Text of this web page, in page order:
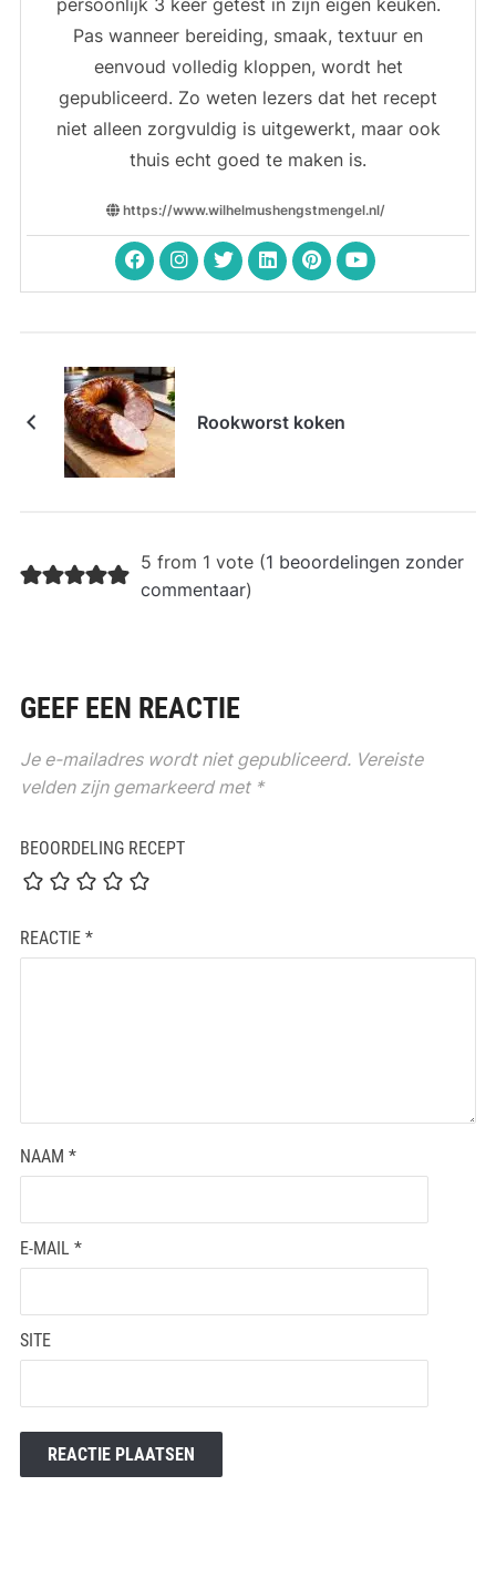
Pas wanneer bereiding, smaak, textuur en
eenvoud volledig kloppen, wordt het
gepubliceerd. Zo weten lezers dat het recept
niet alleen zorgvuldig is uitgewerkt, maar ook
thuis echt goed te maken is.
https://www.wilhelmushengstmengel.nl/
Rookworst koken
5 from 1 vote (1 beoordelingen zonder
commentaar)
GEEF EEN REACTIE
Je e-mailadres wordt niet gepubliceerd. Vereiste
velden zijn gemarkeerd met *
BEOORDELING RECEPT
REACTIE *
NAAM *
E-MAIL *
SITE